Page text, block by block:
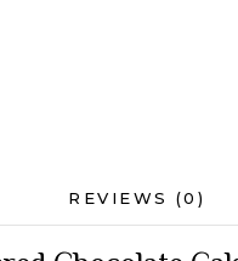
REVIEWS (0)